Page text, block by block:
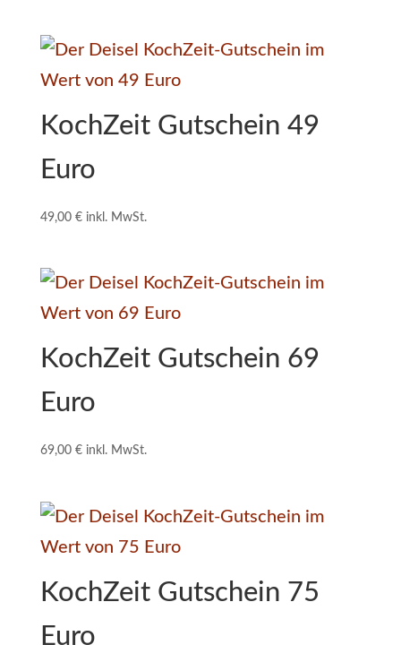
KochZeit Gutschein 49
Euro
49,00 € inkl. MwSt.
KochZeit Gutschein 69
Euro
69,00 € inkl. MwSt.
KochZeit Gutschein 75
Euro